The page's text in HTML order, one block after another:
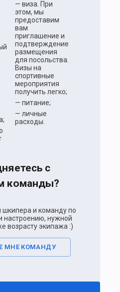
— виза. При
этом, мы
предоставим
вам
приглашение и
подтверждение
размещения
для посольства.
Визы на
спортивные
мероприятия
получить легко;
— питание;
— личные
расходы.
с
команды?
и команду по
настроению, нужной
возрасту экипажа :)
МНЕ КОМАНДУ